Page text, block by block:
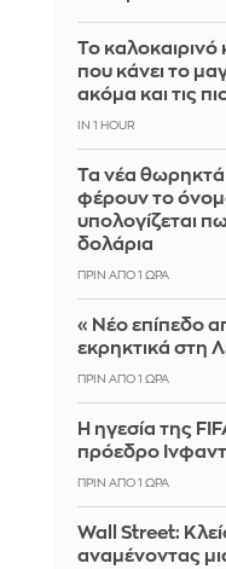
Το
που κάνει το
ακόμα και τις
IN 1 HOUR
Τα νέα
φέρουν το
υπολογίζεται
δολάρια
ΠΡΙΝ ΑΠΌ 1 ΏΡΑ
«Νέο επίπεδο
εκρηκτικά στη
ΠΡΙΝ ΑΠΌ 1 ΏΡΑ
Η ηγεσία της
πρόεδρο
ΠΡΙΝ ΑΠΌ 1 ΏΡΑ
Wall Street:
αναμένοντας